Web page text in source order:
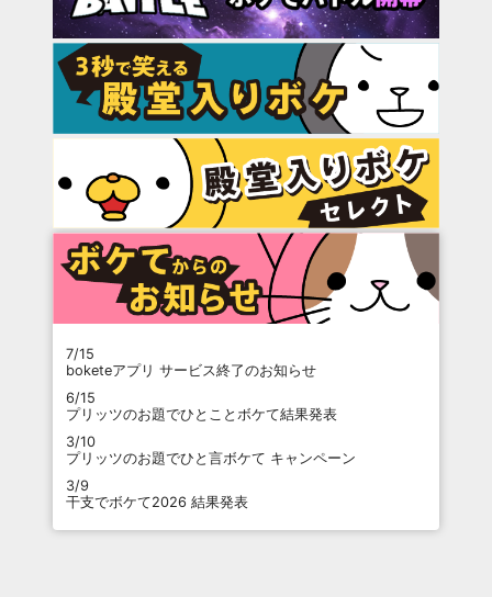
7/15
boketeアプリ サービス終了のお知らせ
6/15
プリッツのお題でひとことボケて結果発表
3/10
プリッツのお題でひと言ボケて キャンペーン
3/9
干支でボケて2026 結果発表